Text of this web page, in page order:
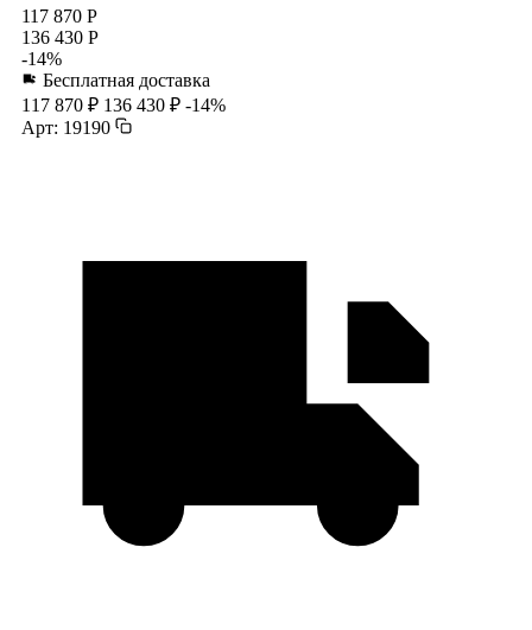
117 870 Р
136 430 Р
-14%
Бесплатная доставка
117 870 ₽ 136 430 ₽ -14%
Арт: 19190